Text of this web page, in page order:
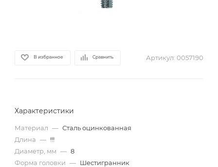
В избранное Сравнить Артикул: 0057190
Характеристики
Материал — Сталь оцинкованная
Длина — !!!
Диаметр, мм — 8
Форма головки — Шестигранник